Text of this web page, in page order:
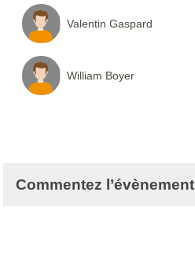
Valentin Gaspard
William Boyer
Commentez l’évènement